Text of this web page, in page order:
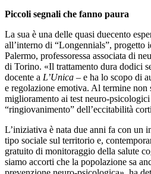
Piccoli segnali che fanno paura
La sua è una delle quasi duecento
all’interno di “Longennials”, progetto
Palermo, professoressa associata di
di Torino. «Il trattamento dura dodici
docente a L’Unica – e ha lo scopo di
e regolazione emotiva. Al termine non
miglioramento ai test neuro-
“ringiovanimento” dell’eccitabilità
L’iniziativa è nata due anni fa con un
tipo sociale sul territorio e,
gratuito di monitoraggio della salute
siamo accorti che la popolazione sa